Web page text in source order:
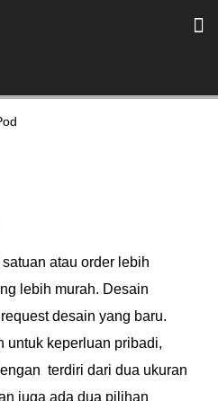
atau order lebih
lebih murah. Desain
desain yang baru.
untuk keperluan pribadi,
terdiri dari dua ukuran
juga ada dua pilihan